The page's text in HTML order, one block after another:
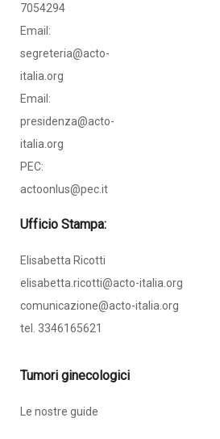
7054294
Email:
segreteria@acto-
italia.org
Email:
presidenza@acto-
italia.org
PEC:
actoonlus@pec.it
Ufficio Stampa:
Elisabetta Ricotti
elisabetta.ricotti@acto-italia.org
comunicazione@acto-italia.org
tel. 3346165621
Tumori ginecologici
Le nostre guide